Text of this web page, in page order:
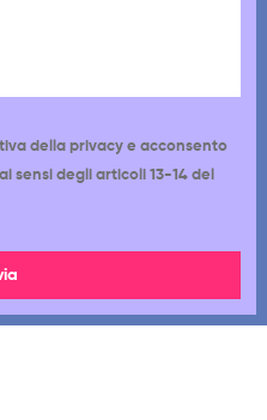
della privacy e acconsento
sensi degli articoli 13-14 del